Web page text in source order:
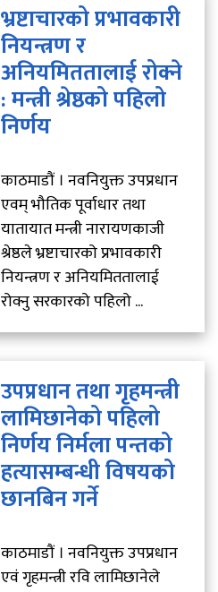
भ्रष्टाचारको प्रभावकारी
नियन्त्रण र
अनियमिततालाई रोक्ने
: मन्त्री श्रेष्ठको पहिलो
निर्णय
काठमाडौं । नवनियुक्त उपप्रधान
एवम् भौतिक पूर्वाधार तथा
यातायात मन्त्री नारायणकाजी
श्रेष्ठले भ्रष्टाचारको प्रभावकारी
नियन्त्रण र अनियमिततालाई
रोक्नु सरकारको पहिलो ...
उपप्रधान तथा गृहमन्त्री
लामिछानेको पहिलो
निर्णय निर्मला पन्तको
हत्यासम्बन्धी विषयको
छानबिन गर्ने
काठमाडौं । नवनियुक्त उपप्रधान
एवं गृहमन्त्री रवि लामिछानेले